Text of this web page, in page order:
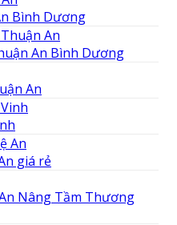
Bình Dương
An Bình Dương
An
giá rẻ
Nâng Tầm Thương